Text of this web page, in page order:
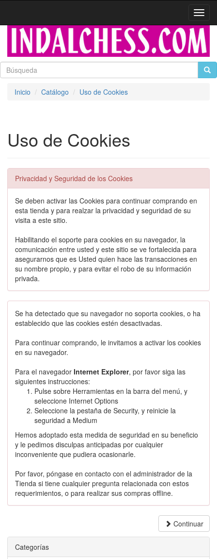
Inicio Catálogo Uso de Cookies
Uso de Cookies
Privacidad y Seguridad de los Cookies
Se deben activar las Cookies para continuar comprando en
esta tienda y para realzar la privacidad y seguridad de su
visita a este sitio.
Habilitando el soporte para cookies en su navegador, la
comunicación entre usted y este sitio se ve fortalecida para
asegurarnos que es Usted quien hace las transacciones en
su nombre propio, y para evitar el robo de su información
privada.
Se ha detectado que su navegador no soporta cookies, o ha
establecido que las cookies estén desactivadas.
Para continuar comprando, le invitamos a activar los cookies
en su navegador.
Para el navegador Internet Explorer, por favor siga las
siguientes instrucciones:
Pulse sobre Herramientas en la barra del menú, y
seleccione Internet Options
Seleccione la pestaña de Security, y reinicie la
seguridad a Medium
Hemos adoptado esta medida de seguridad en su beneficio
y le pedimos disculpas anticipadas por cualquier
inconveniente que pudiera ocasionarle.
Por favor, póngase en contacto con el administrador de la
Tienda si tiene cualquier pregunta relacionada con estos
requerimientos, o para realizar sus compras offline.
Continuar
Categorías